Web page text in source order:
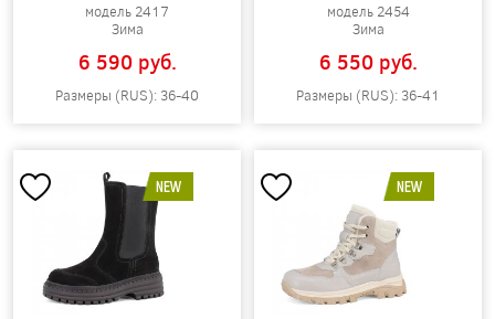
модель 2417
Зима
6 590 pуб.
Размеры (RUS): 36-40
модель 2454
Зима
6 550 pуб.
Размеры (RUS): 36-41
NEW NEW